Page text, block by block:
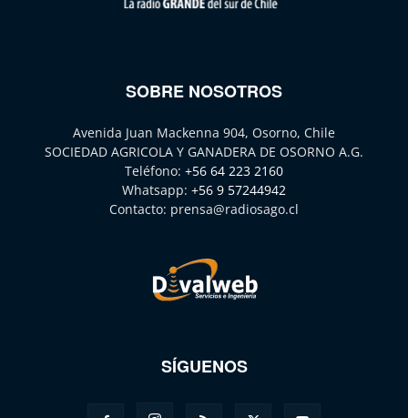
SOBRE NOSOTROS
Avenida Juan Mackenna 904, Osorno, Chile
SOCIEDAD AGRICOLA Y GANADERA DE OSORNO A.G.
Teléfono: +56 64 223 2160
Whatsapp: +56 9 57244942
Contacto: prensa@radiosago.cl
SÍGUENOS